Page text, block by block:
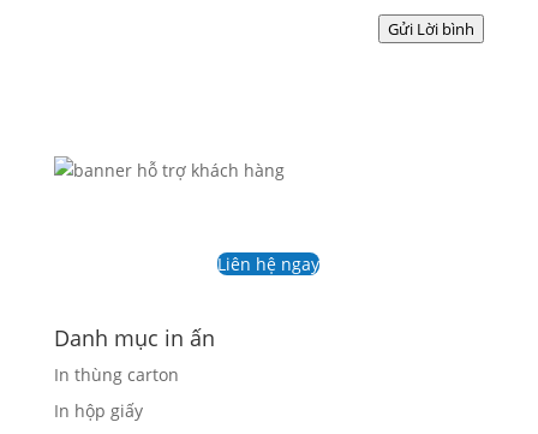
Gửi Lời bình
Liên hệ ngay
Danh mục in ấn
In thùng carton
In hộp giấy